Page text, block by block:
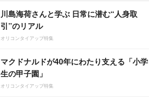
川島海荷さんと学ぶ 日常に潜む“人身取
引”のリアル
オリコンタイアップ特集
マクドナルドが40年にわたり支える「小学
生の甲子園」
オリコンタイアップ特集